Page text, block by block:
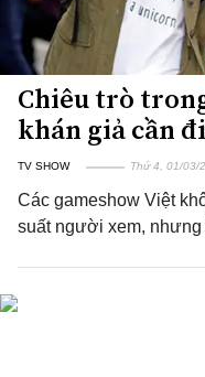
Chiêu trò
khán giả cần
TV SHOW Thứ 4, 01/03/
Các gameshow Việt
suất người xem, nhưng